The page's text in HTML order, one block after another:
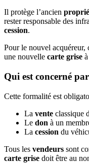
Il protège l’ancien
rester responsable des
cession.
Pour le nouvel acquéreur,
une nouvelle carte grise
Qui est concerné
Cette formalité est
La vente classique
Le don à un
La cession du
Tous les vendeurs sont
carte grise doit être au